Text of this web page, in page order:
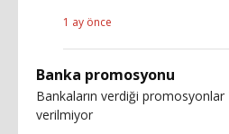
1 ay önce
Banka promosyonu
Bankaların verdiği
verilmiyor